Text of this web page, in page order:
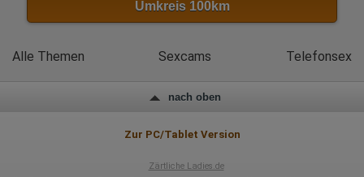
Besuchte Seiten
Eindeutige Gerätekennung
Gerätebestriebssystem
Eindeutige Benutzerkennung
Umkreis 100km
Alle Themen Sexcams Telefonsex
nach oben
Zur PC/Tablet Version
Zärtliche Ladies.de